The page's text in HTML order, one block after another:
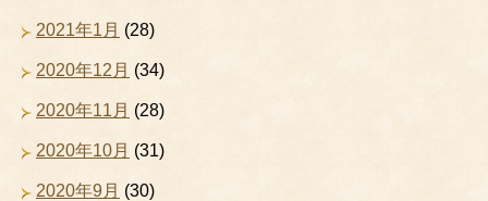
2021年1月 (28)
2020年12月 (34)
2020年11月 (28)
2020年10月 (31)
2020年9月 (30)